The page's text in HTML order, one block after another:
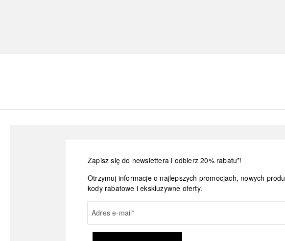
Zapisz się do newslettera i odbierz 20% rabatu*!
Otrzymuj informacje o najlepszych promocjach, nowych
kody rabatowe i ekskluzywne oferty.
Adres e-mail*